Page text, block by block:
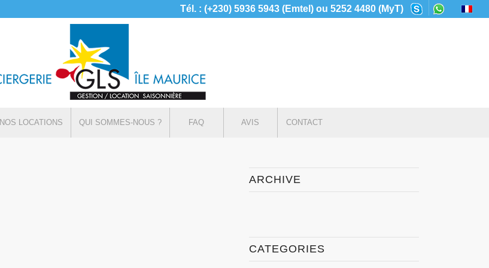
Tél. : (+230) 5936 5943 (Emtel) ou 5252 4480 (MyT)
NOS LOCATIONS QUI SOMMES-NOUS ? FAQ AVIS CONTACT
ARCHIVE
CATEGORIES